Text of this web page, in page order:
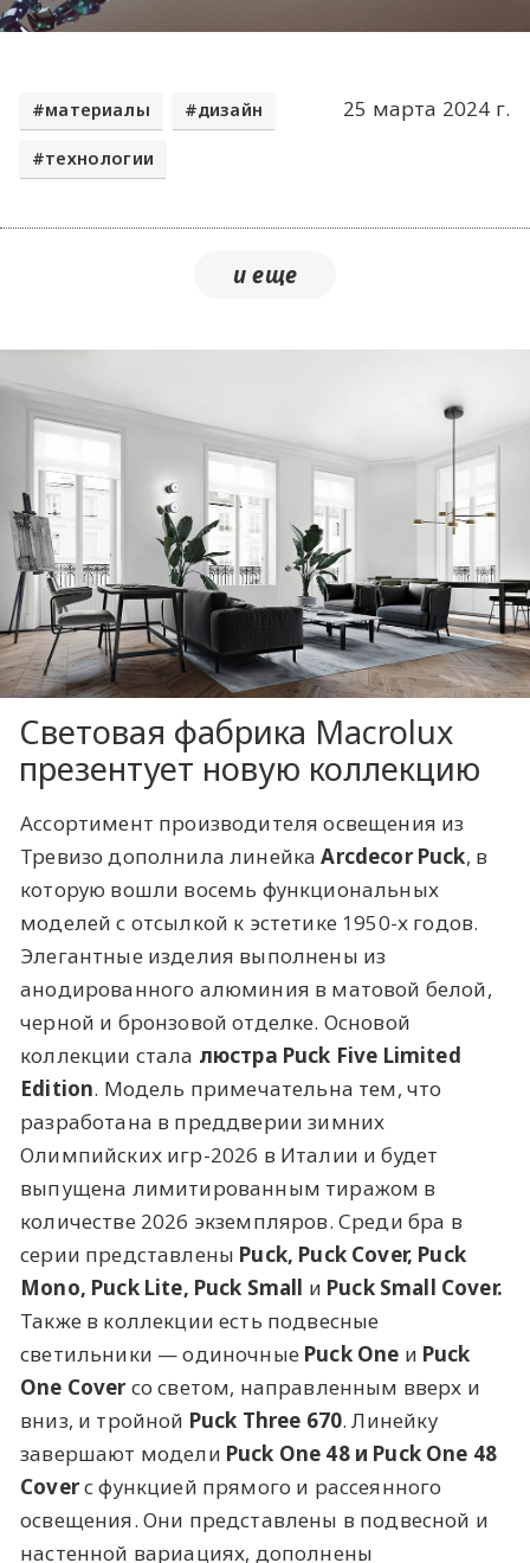
25 марта 2024 г.
материалы дизайн
технологии
Световая фабрика Macrolux
презентует новую коллекцию
Ассортимент производителя освещения из
Тревизо дополнила линейкаArcdecor Puck, в
которую вошли восемь функциональных
моделей с отсылкой к эстетике 1950-х годов.
Элегантные изделия выполнены из
анодированного алюминия в матовой белой,
черной и бронзовой отделке. Основой
коллекции стала люстра Puck Five Limited
Edition. Модель примечательна тем, что
разработана в преддверии зимних
Олимпийских игр-2026 в Италии и будет
выпущена лимитированным тиражом в
количестве 2026 экземпляров. Среди бра в
серии представлены Puck, Puck Cover, Puck
Mono, Puck Lite, Puck Small и Puck Small Cover.
Также в коллекции есть подвесные
светильники — одиночные Puck One и Puck
One Coverсо светом, направленным вверх и
вниз, и тройной Puck Three 670. Линейку
завершают модели Puck One 48 и Puck One 48
Coverс функцией прямого и рассеянного
освещения. Они представлены в подвесной и
настенной вариациях, дополнены